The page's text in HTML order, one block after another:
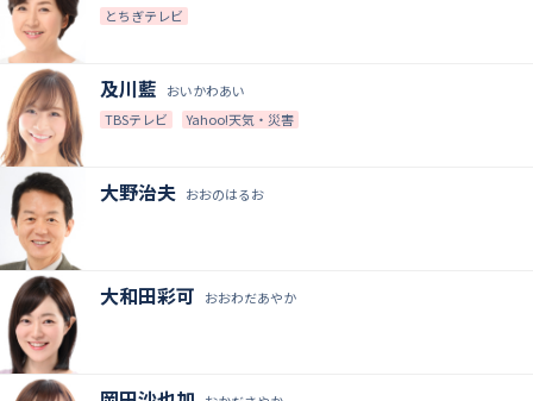
とちぎテレビ
おいかわあい
及川藍
TBSテレビ Yahoo!天気・災害
おおのはるお
大野治夫
おおわだあやか
大和田彩可